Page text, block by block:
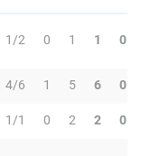
1/2 0 1 1 0
4/6 1 5 6 0
1/1 0 2 2 0